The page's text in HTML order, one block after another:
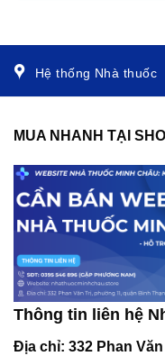
Hệ thống Nhà thuốc
MUA NHANH TẠI
Thông tin liên hệ
Địa chỉ: 332 Phan